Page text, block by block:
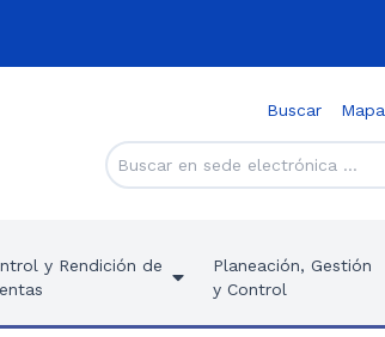
Buscar Mapa
y Rendición de
Planeación, Gestión
y Control